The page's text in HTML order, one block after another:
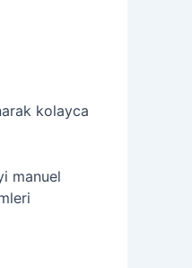
kolayca
manuel